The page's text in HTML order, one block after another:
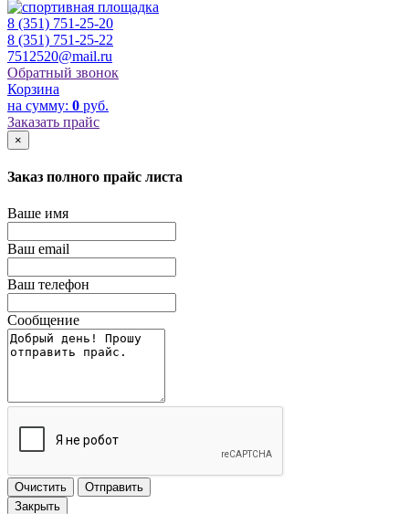
8 (351) 751-25-20
8 (351) 751-25-22
7512520@mail.ru
Обратный звонок
Корзина
на сумму: 0 руб.
Заказать прайс
×
Заказ полного прайс листа
Ваше имя
Ваш email
Ваш телефон
Сообщение
Очистить
Отправить
Закрыть